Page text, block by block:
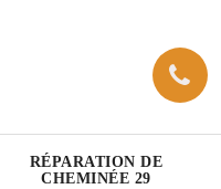
RÉPARATION DE
CHEMINÉE 29